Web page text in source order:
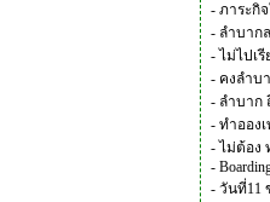
- ภาระกิ
- ลำบาก
- ไม่ไปเ
- คงลำบ
- ลำบาก
- ทำอองเ
- ไม่ต้อง
-
- วันที่11